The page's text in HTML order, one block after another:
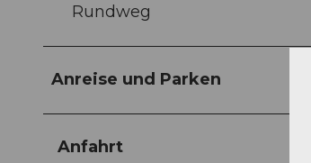
Rundweg
Anreise und Parken
Anfahrt